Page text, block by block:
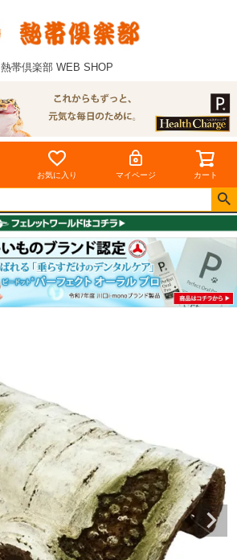
熱帯倶楽部 WEB SHOP
お気に入り マイページ カート